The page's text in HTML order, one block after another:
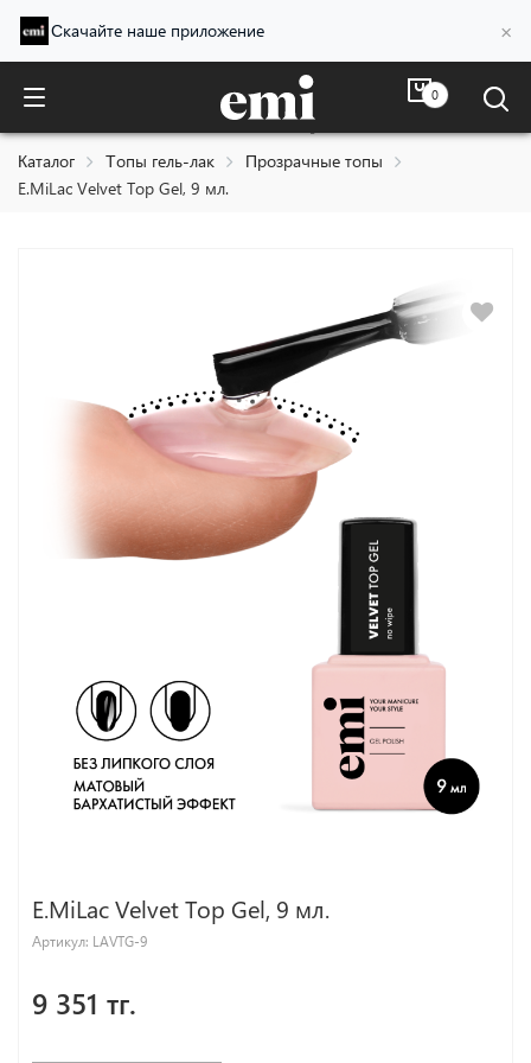
Скачайте наше приложение ×
0
E.MiLac Velvet Top Gel, 9 мл.
Каталог Топы гель-лак
Прозрачные топы
E.MiLac Velvet Top Gel, 9 мл.
E.MiLac Velvet Top Gel, 9 мл.
Артикул: LAVTG-9
9 351 тг.